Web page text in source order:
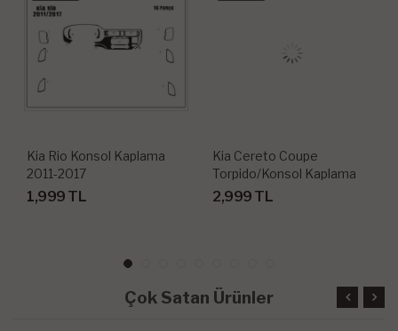
Kia Rio Konsol Kaplama
2011-2017
1,999 TL
Kia Cereto Coupe
Torpido/Konsol Kaplama
2010-2012
2,999 TL
Çok Satan Ürünler